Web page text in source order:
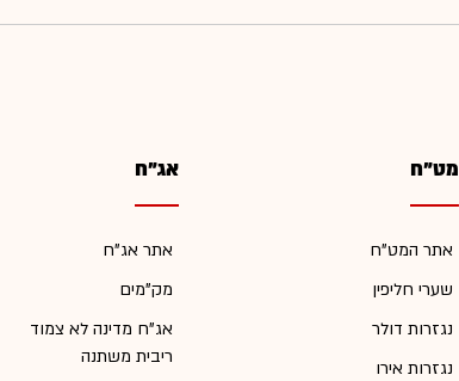
מט"ח
אתר המט"ח
שערי חליפין
נגזרות דולר
נגזרות אירו
אג"ח
אתר אג"ח
מק"מים
אג"ח מדינה לא צמוד
ריבית משתנה